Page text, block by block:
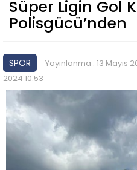
Süper Ligin Gol
Polisgücü’nden
SPOR Yayınlanma : 13 Mayıs
2024 10:53